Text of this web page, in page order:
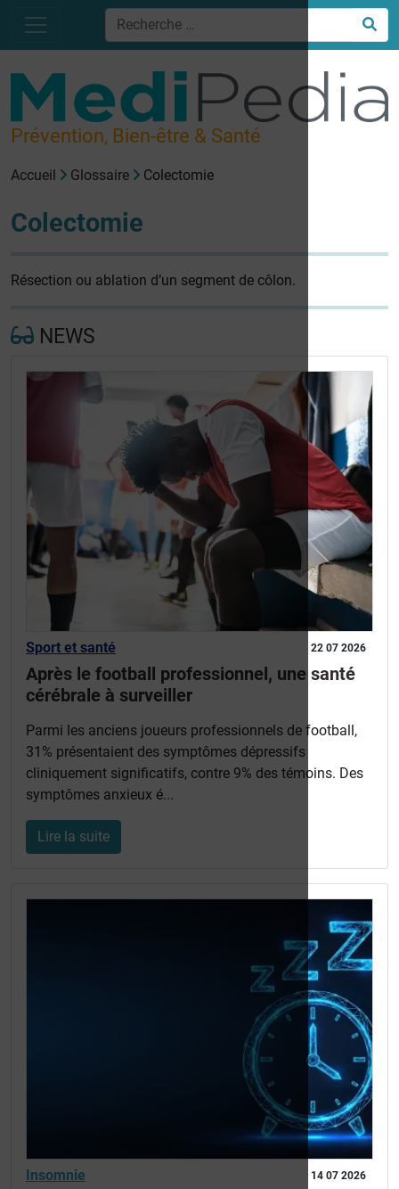
Prévention, Bien-être & Santé
Accueil Glossaire Colectomie
Colectomie
Résection ou ablation d’un segment de côlon.
NEWS
22 07 2026
Sport et santé
Après le football professionnel, une santé
cérébrale à surveiller
Parmi les anciens joueurs professionnels de football,
31% présentaient des symptômes dépressifs
cliniquement significatifs, contre 9% des témoins. Des
symptômes anxieux é...
Lire la suite
14 07 2026
Insomnie